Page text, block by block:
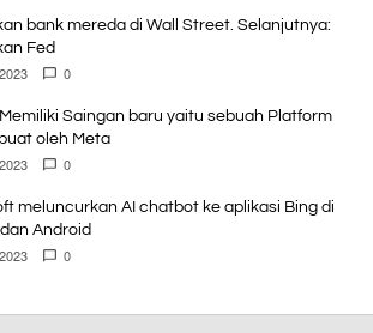
bank mereda di Wall Street. Selanjutnya:
Fed
0
Saingan baru yaitu sebuah Platform
oleh Meta
0
meluncurkan AI chatbot ke aplikasi Bing di
Android
0